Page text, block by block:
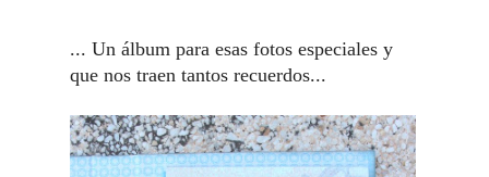
... Un álbum para esas fotos especiales y
que nos traen tantos recuerdos...